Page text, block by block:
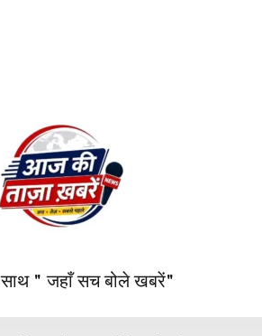
" जहाँ सच बोले खबरें"